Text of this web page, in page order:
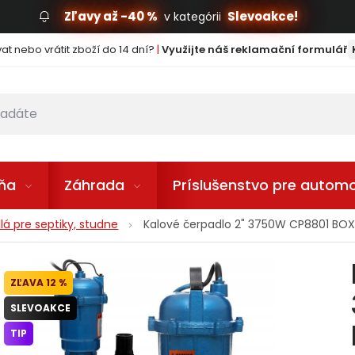
Zľavy až -40 % v kategórii Slevoakce!
nebo vrátit zboží do 14 dní? | Využijte náš reklamační formulář
Záhrada Príslušenstvo pre
pre septiky, studne Kalové čerpadlo 2" 3750W CP8801
12 %
SLEVOAKCE
TIP